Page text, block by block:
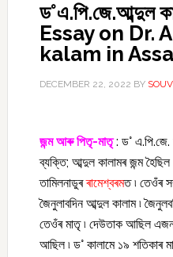
ড°এ.পি.জে.আব্দুল
Essay on Dr.
kalam in
DECEMBER 22, 2022 BY
জন্ম আৰু পিতৃ-মাতৃ: ড° এ.পি.জে.
ব্যক্তি; আব্দুল কালামৰ জন্ম
তামিলনাডুৰৰামেশ্বৰমত ৷ তেওঁৰ
জৈনুলাবদিন আব্দুল কালাম ৷
তেওঁৰ মাতৃ ৷ দেউতাক আছিল
আছিল ৷ ড° কালামে ১৯ শতিকাৰ